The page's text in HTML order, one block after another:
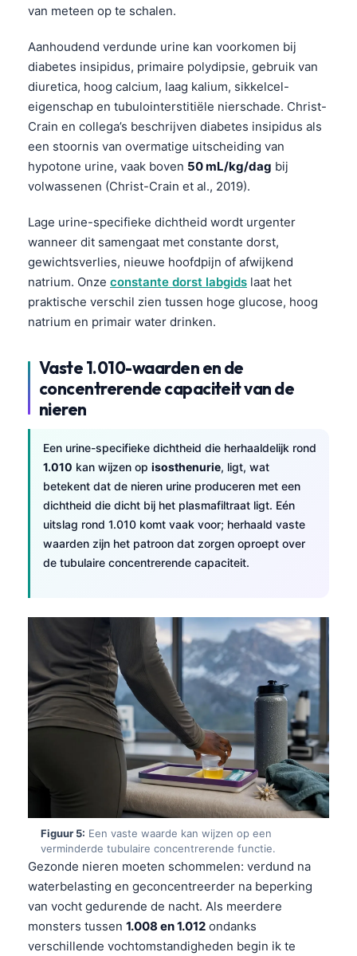
van meteen op te schalen.
Aanhoudend verdunde urine kan voorkomen bij
diabetes insipidus, primaire polydipsie, gebruik van
diuretica, hoog calcium, laag kalium, sikkelcel-
eigenschap en tubulointerstitiële nierschade. Christ-
Crain en collega’s beschrijven diabetes insipidus als
een stoornis van overmatige uitscheiding van
hypotone urine, vaak boven 50 mL/kg/dag bij
volwassenen (Christ-Crain et al., 2019).
Lage urine-specifieke dichtheid wordt urgenter
wanneer dit samengaat met constante dorst,
gewichtsverlies, nieuwe hoofdpijn of afwijkend
natrium. Onze constante dorst labgids laat het
praktische verschil zien tussen hoge glucose, hoog
natrium en primair water drinken.
Vaste 1.010-waarden en de
concentrerende capaciteit van de
nieren
Een urine-specifieke dichtheid die herhaaldelijk rond
1.010 kan wijzen op isosthenurie, ligt, wat
betekent dat de nieren urine produceren met een
dichtheid die dicht bij het plasmafiltraat ligt. Eén
uitslag rond 1.010 komt vaak voor; herhaald vaste
waarden zijn het patroon dat zorgen oproept over
de tubulaire concentrerende capaciteit.
Figuur 5: Een vaste waarde kan wijzen op een
verminderde tubulaire concentrerende functie.
Gezonde nieren moeten schommelen: verdund na
waterbelasting en geconcentreerder na beperking
van vocht gedurende de nacht. Als meerdere
monsters tussen 1.008 en 1.012 ondanks
verschillende vochtomstandigheden begin ik te